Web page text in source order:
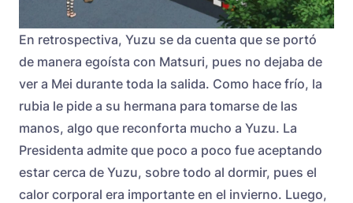
En retrospectiva, Yuzu se da cuenta que se portó
de manera egoísta con Matsuri, pues no dejaba de
ver a Mei durante toda la salida. Como hace frío, la
rubia le pide a su hermana para tomarse de las
manos, algo que reconforta mucho a Yuzu. La
Presidenta admite que poco a poco fue aceptando
estar cerca de Yuzu, sobre todo al dormir, pues el
calor corporal era importante en el invierno. Luego,